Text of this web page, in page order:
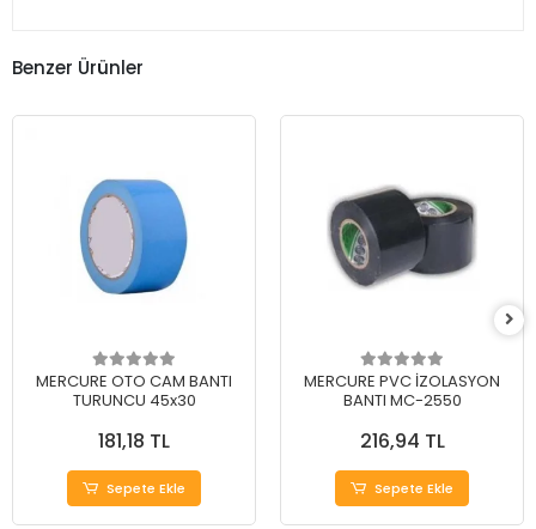
Benzer Ürünler
MERCURE OTO CAM BANTI
TURUNCU 45x30
181,18 TL
Sepete Ekle
MERCURE PVC İZOLASYON
BANTI MC-2550
216,94 TL
Sepete Ekle